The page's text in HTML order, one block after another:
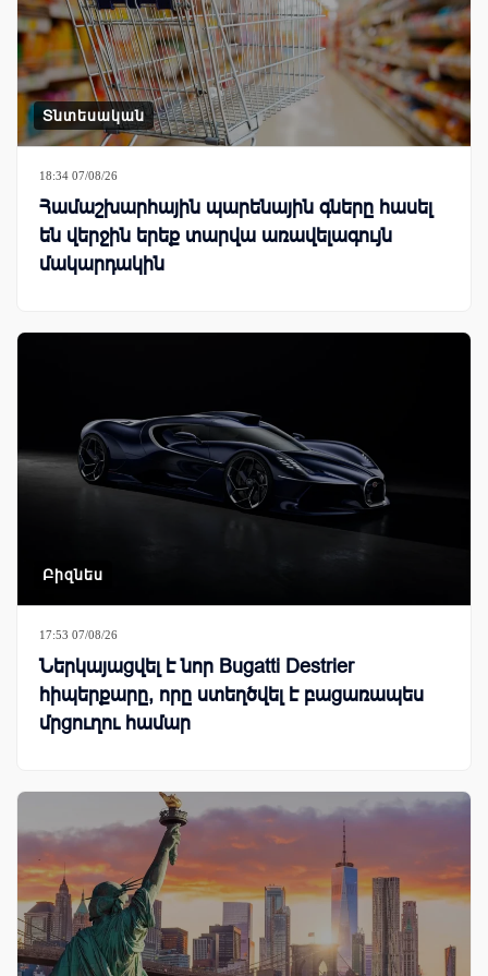
Տնտեսական
18:34 07/08/26
Համաշխարհային պարենային գները հասել
են վերջին երեք տարվա առավելագույն
մակարդակին
Բիզնես
17:53 07/08/26
Ներկայացվել է նոր Bugatti Destrier
հիպերքարը, որը ստեղծվել է բացառապես
մրցուղու համար